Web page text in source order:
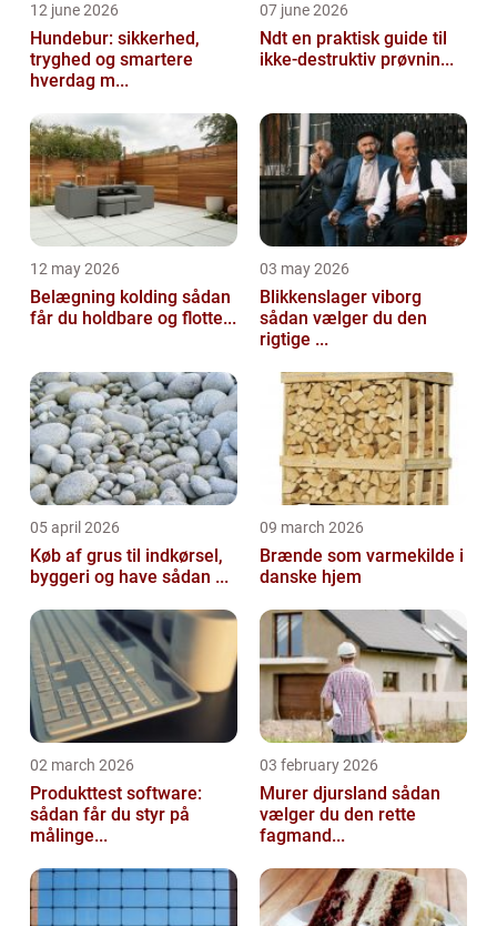
12 june 2026
Hundebur: sikkerhed,
tryghed og smartere
hverdag m...
07 june 2026
Ndt en praktisk guide til
ikke-destruktiv prøvnin...
12 may 2026
Belægning kolding sådan
får du holdbare og flotte...
03 may 2026
Blikkenslager viborg
sådan vælger du den
rigtige ...
05 april 2026
Køb af grus til indkørsel,
byggeri og have sådan ...
09 march 2026
Brænde som varmekilde i
danske hjem
02 march 2026
Produkttest software:
sådan får du styr på
målinge...
03 february 2026
Murer djursland sådan
vælger du den rette
fagmand...